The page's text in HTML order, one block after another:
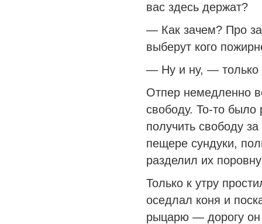
вас здесь держат?
— Как зачем? Про
выберут кого
— Ну и ну, — только
Отпер немедленно
свободу. То-то было
получить свободу
пещере сундуки,
разделил их
Только к утру
оседлал коня и
рыцарю — дорогу он